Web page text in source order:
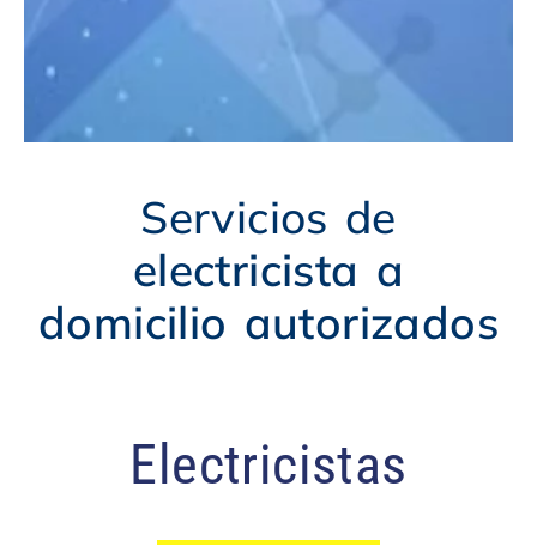
Servicios de
electricista a
domicilio autorizados
Electricistas